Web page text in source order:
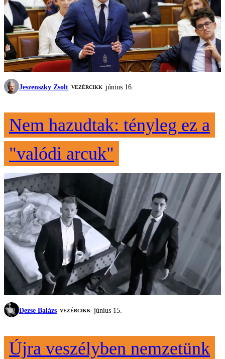
Jeszenszky Zsolt VEZÉRCIKK június 16.
Nem hazudtak: tényleg ez a
"valódi arcuk"
Dezse Balázs VEZÉRCIKK június 15.
Újra veszélyben nemzetünk